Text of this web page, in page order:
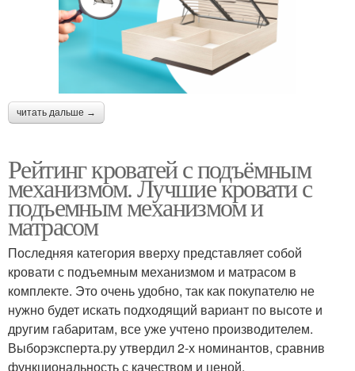
читать дальше →
Рейтинг кроватей с подъёмным
механизмом. Лучшие кровати с
подъемным механизмом и
матрасом
Последняя категория вверху представляет собой
кровати с подъемным механизмом и матрасом в
комплекте. Это очень удобно, так как покупателю не
нужно будет искать подходящий вариант по высоте и
другим габаритам, все уже учтено производителем.
Выборэксперта.ру утвердил 2-х номинантов, сравнив
функциональность с качеством и ценой.